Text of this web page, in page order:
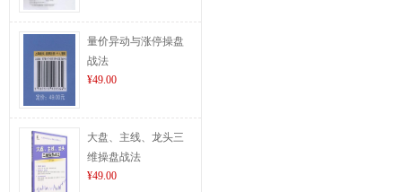
量价异动与涨停操盘
战法
¥49.00
大盘、主线、龙头三
维操盘战法
¥49.00